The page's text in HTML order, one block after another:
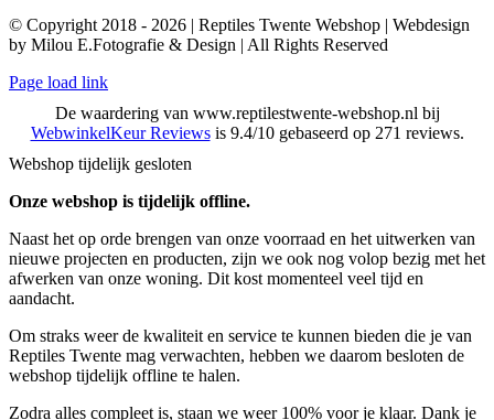
© Copyright 2018 - 2026 | Reptiles Twente Webshop | Webdesign
by Milou E.Fotografie & Design | All Rights Reserved
Page load link
De waardering van www.reptilestwente-webshop.nl bij
WebwinkelKeur Reviewsis 9.4/10 gebaseerd op 271 reviews.
Webshop tijdelijk gesloten
Onze webshop is tijdelijk offline.
Naast het op orde brengen van onze voorraad en het uitwerken van
nieuwe projecten en producten, zijn we ook nog volop bezig met het
afwerken van onze woning. Dit kost momenteel veel tijd en
aandacht.
Om straks weer de kwaliteit en service te kunnen bieden die je van
Reptiles Twente mag verwachten, hebben we daarom besloten de
webshop tijdelijk offline te halen.
Zodra alles compleet is, staan we weer 100% voor je klaar. Dank je